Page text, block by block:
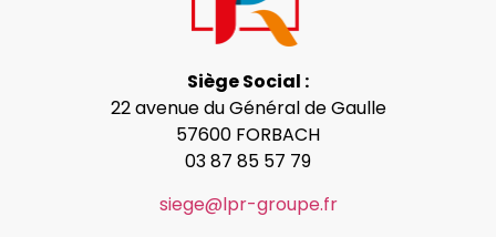
Siège Social :
22 avenue du Général de Gaulle
57600 FORBACH
03 87 85 57 79
siege@lpr-groupe.fr